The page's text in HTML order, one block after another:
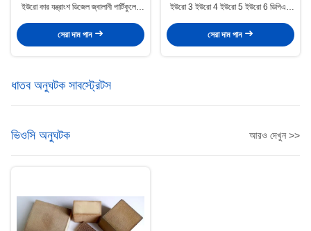
ইউরো কার যন্ত্রাংশ ডিজেল জ্বালানী পার্টিকুলেট
সেরা দাম পান
ইউরো 3 ইউরো 4 ইউরো 5 ইউরো 6 ডিপিএফ
সেরা দাম পান
ধাতব অনুঘটক সাবস্ট্রেটস
ভিওসি অনুঘটক আরও দেখুন >>